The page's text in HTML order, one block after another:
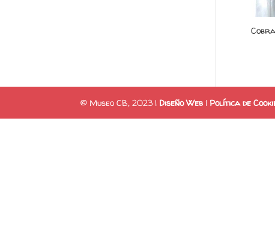
© Museo CB, 2023 | Diseño Web | Política de